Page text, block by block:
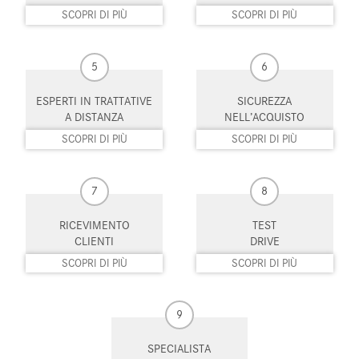
Sistema di riconoscimento della
Specchietti laterali elettrici
Start/Stop Automatico Supporto lombare
Telecamera per parcheggio
Tetto panorama
Touch screen USB
SCOPRI DI PIÙ
SCOPRI DI PIÙ
5
ESPERTI IN TRATTATIVE
A DISTANZA
SCOPRI DI PIÙ
6
SICUREZZA
NELL’ACQUISTO
SCOPRI DI PIÙ
7
RICEVIMENTO
CLIENTI
SCOPRI DI PIÙ
8
TEST
DRIVE
SCOPRI DI PIÙ
9
SPECIALISTA